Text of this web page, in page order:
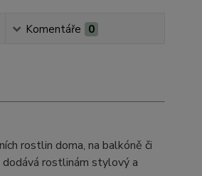
Komentáře 0
rostlin doma, na balkóně či
dodává rostlinám stylový a